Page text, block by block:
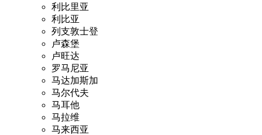
利比里亚
利比亚
列支敦士登
卢森堡
卢旺达
罗马尼亚
马达加斯加
马尔代夫
马耳他
马拉维
马来西亚